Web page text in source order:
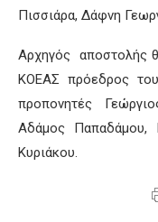
Πισσιάρα, Δάφνη
Αρχηγός αποστολής
ΚΟΕΑΣ πρόεδρος
προπονητές
Αδάμος Παπαδάμου,
Κυριάκου.